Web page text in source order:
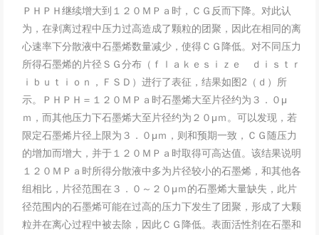
ＰＨＰＨ继续增大到１２０ＭＰａ时，ＣＧ反而下降。对此认
为，在剥离过程中压力过高造成了颗粒的团聚，因此在相同的离
心速率下分散液中石墨烯数量减少，使得ＣＧ降低。对不同压力
所得石墨烯的片径ＳＧ分布（ｆｌａｋｅｓｉｚｅ ｄｉｓｔｒ
ｉｂｕｔｉｏｎ，ＦＳＤ）进行了表征，结果如图2（ｄ）所
示。ＰＨＰＨ＝１２０ＭＰａ时石墨烯大至片径约为３．０μ
ｍ，而其他压力下石墨烯大至片径约为２０μｍ。可以发现，若
限定石墨烯片径上限为３．０μｍ，则和预期一致，ＣＧ随压力
的增加而增大，并于１２０ＭＰａ时取得可高达值。该结果说明
１２０ＭＰａ时所得分散液中多为片径较小的石墨烯，和其他各
组相比，片径范围在３．０～２０μｍ的石墨烯大量缺失，此片
径范围内的石墨烯可能在过高的压力下发生了团聚，形成了大颗
粒并在离心过程中被去除，因此ＣＧ降低。表面活性剂在石墨和